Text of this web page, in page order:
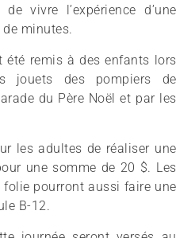
vivre l’expérience d’une
de minutes.
été remis à des enfants lors
jouets des pompiers de
du Père Noël et par les
les adultes de réaliser une
une somme de 20 $. Les
folie pourront aussi faire une
B-12.